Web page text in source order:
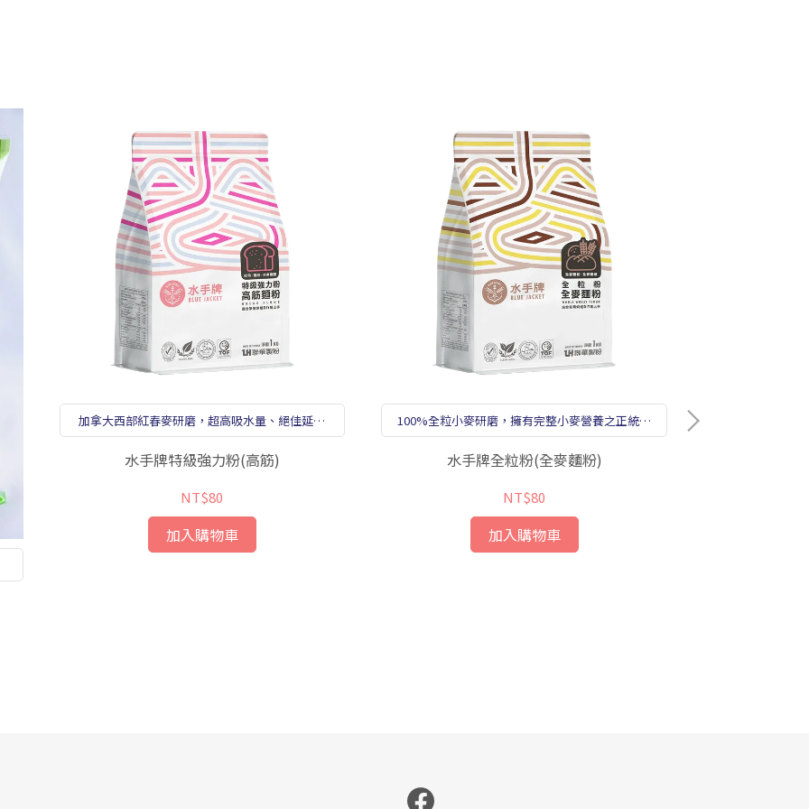
加拿大西部紅春麥研磨，超高吸水量、絕佳延展
性及保濕性。
水手牌特級強力粉(高筋)
NT$80
加入購物車
100%全粒小麥研磨，擁有完整小麥營養之正統全
麥粉，營養滿分！
水手牌全粒粉(全麥麵粉)
NT$80
加入購物車